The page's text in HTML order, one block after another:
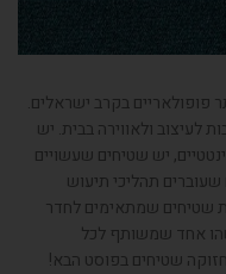
פופולאריים בקרב ישראלים.
לעיצוב ולאווירה בבית. יש
, יש שטיחים שעשויים
תהליכי תיעוש
שטיחים שמתאימים לחדר
אחד שמשותף לכל
שטיחים בפוסט הבא!